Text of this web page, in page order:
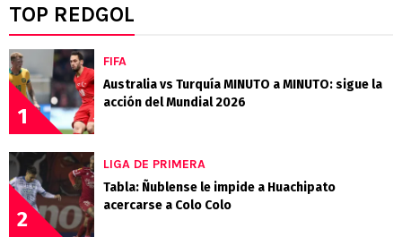
TOP REDGOL
1
FIFA
Australia vs Turquía MINUTO a MINUTO: sigue la
acción del Mundial 2026
2
LIGA DE PRIMERA
Tabla: Ñublense le impide a Huachipato
acercarse a Colo Colo